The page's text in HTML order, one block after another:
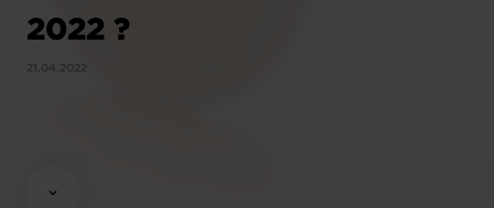
2022 ?
21.04.2022